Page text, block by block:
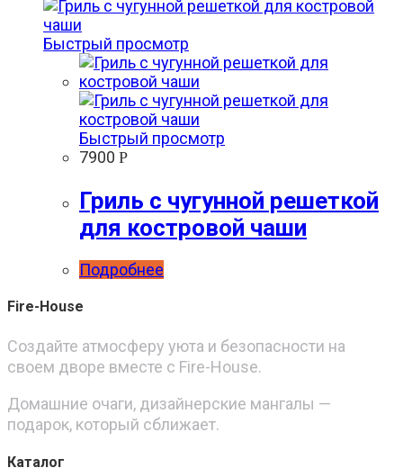
Быстрый просмотр
Быстрый просмотр
7900 Р
Гриль с чугунной решеткой
для костровой чаши
Подробнее
Fire-House
Создайте атмосферу уюта и безопасности на
своем дворе вместе с Fire-House.
Домашние очаги, дизайнерские мангалы —
подарок, который сближает.
Каталог